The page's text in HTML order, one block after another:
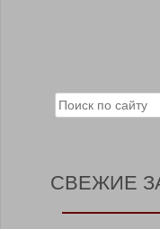
Search for:
СВЕЖИЕ